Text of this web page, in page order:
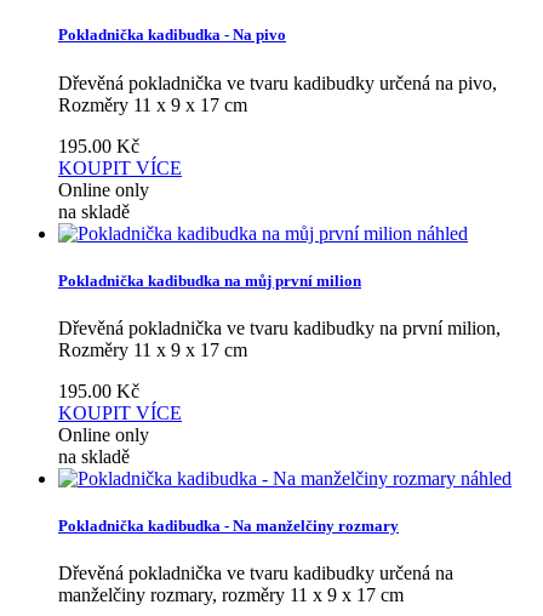
Pokladnička kadibudka - Na pivo
Dřevěná pokladnička ve tvaru kadibudky určená na pivo,
Rozměry 11 x 9 x 17 cm
195.00 Kč
KOUPIT VÍCE
Online only
na skladě
náhled
Pokladnička kadibudka na můj první milion
Dřevěná pokladnička ve tvaru kadibudky na první milion,
Rozměry 11 x 9 x 17 cm
195.00 Kč
KOUPIT VÍCE
Online only
na skladě
náhled
Pokladnička kadibudka - Na manželčiny rozmary
Dřevěná pokladnička ve tvaru kadibudky určená na
manželčiny rozmary, rozměry 11 x 9 x 17 cm